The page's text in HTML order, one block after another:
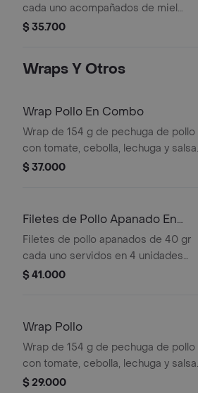
cada uno acompañados de miel
mostaza con papas Corral medianas,
$ 35.700
Wraps Y Otros
Wrap Pollo En Combo
Wrap de 154 g de pechuga de pollo
con tomate, cebolla, lechuga y salsa
blanca + papas medianas (corral o en
$ 37.000
Filetes de Pollo Apanado En
Combo
Filetes de pollo apanados de 40 gr
cada uno servidos en 4 unidades
acompañados de miel mostaza +
$ 41.000
Wrap Pollo
Wrap de 154 g de pechuga de pollo
con tomate, cebolla, lechuga y salsa
blanca
$ 29.000